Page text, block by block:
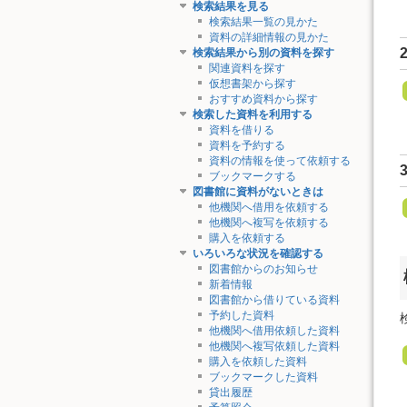
検索結果を見る
検索結果一覧の見かた
資料の詳細情報の見かた
検索結果から別の資料を探す
関連資料を探す
仮想書架から探す
おすすめ資料から探す
検索した資料を利用する
資料を借りる
資料を予約する
資料の情報を使って依頼する
ブックマークする
図書館に資料がないときは
他機関へ借用を依頼する
他機関へ複写を依頼する
購入を依頼する
いろいろな状況を確認する
図書館からのお知らせ
新着情報
図書館から借りている資料
予約した資料
他機関へ借用依頼した資料
他機関へ複写依頼した資料
購入を依頼した資料
ブックマークした資料
貸出履歴